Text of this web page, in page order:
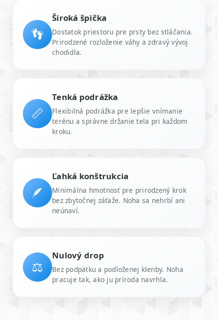
👣
Široká špička
Dostatok priestoru pre prsty bez stláčania.
Prirodzené rozloženie váhy a zdravý vývoj
chodidla.
📏
Tenká podrážka
Flexibilná podrážka pre lepšie vnímanie
terénu a správne držanie tela pri každom
kroku.
🪶
Ľahká konštrukcia
Minimálna hmotnosť pre prirodzený krok
bez zbytočnej záťaže. Noha sa nehrbí ani
neúnaví.
⚖️
Nulový drop
Bez podpätku a podloženej klenby. Noha
pracuje tak, ako ju príroda navrhla.